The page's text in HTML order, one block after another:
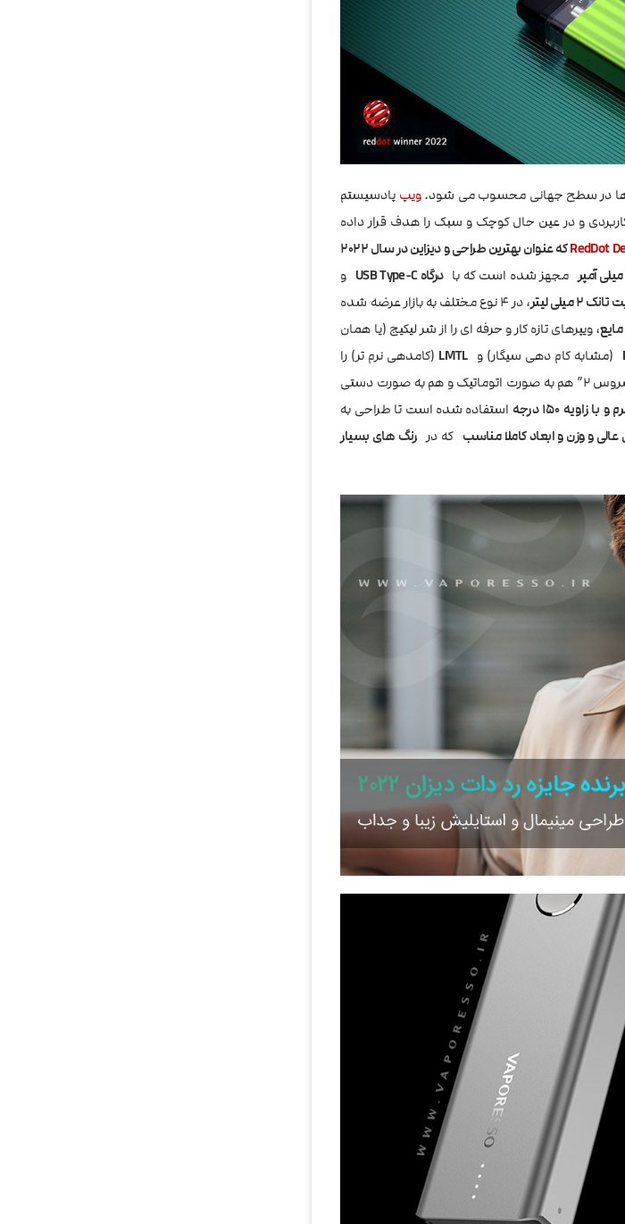
ها در سطح جهانی محسوب می شود.ویپ پادسیستم
و در عین حال کوچک و سبک را هدف قرار داده
که عنوان بهترین طراحی و دیزاین در سال 2022
مجهز شده است که بادرگاه USB Type-C
و
2 میلی لیتر
، در 4 نوع مختلف به بازار عرضه شده
، ویپرهای تازه کار و حرفه ای را از شر لیکیج (یا همان
(مشابه کام دهی سیگار) وLMTL (کامدهی نرم تر) را
را برای هر کاربر با هر نوع استفاده فراهم کند. پادسیستم “ایکسروس 2” هم به صورت اتوماتیک و هم به صورت دستی
زاویه 150 درجه
استفاده شده است تا طراحی به
عالی و وزن و ابعاد کاملا مناسب که دررنگ های بسیار